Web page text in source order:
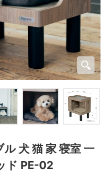
犬 猫 家 寝室 一
ド PE-02